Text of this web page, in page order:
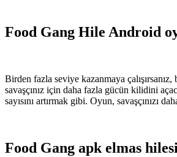
Food Gang Hile Android
Birden fazla seviye kazanmaya
savaşçınız için daha fazla gücün kilidini
sayısını artırmak gibi. Oyun, savaşçınızı
Food Gang apk elmas hilesi